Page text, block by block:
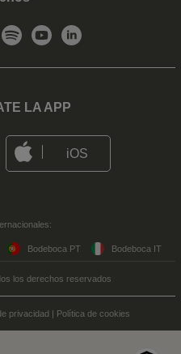
LA APP
iOS
Bodeboca PT Bodeboca IT
los derechos reservados
privacidad | Política de cookies